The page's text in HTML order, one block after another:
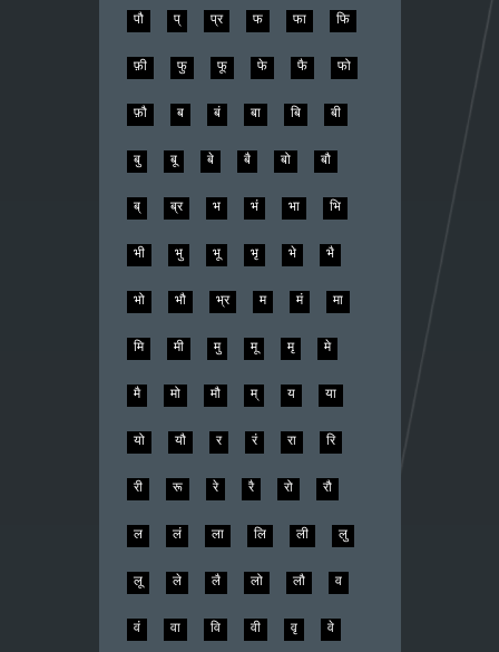
पौ प् प्र फ फा फि
फ़ी फु फू फे फै फो
फ़ौ ब बं बा बि बी
बु बू बे बै बो बौ
ब् ब्र भ भं भा भि
भी भु भू भृ भे भै
भो भौ भ्र म मं मा
मि मी मु मू मृ मे
मै मो मौ म् य या
यो यौ र रं रा रि
री रू रे रै रो रौ
ल लं ला लि ली लु
लू ले लै लो लौ व
वं वा वि वी वृ वे